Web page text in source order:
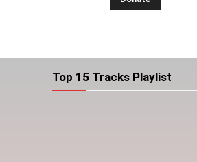
Top 15 Tracks Playlist